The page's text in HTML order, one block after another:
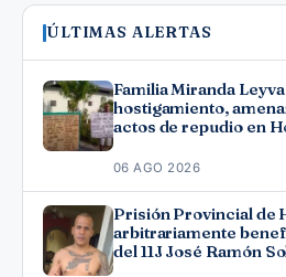
ÚLTIMAS ALERTAS
Familia Miranda
hostigamiento,
actos de repudio en
06 AGO 2026
Prisión Provincial de
arbitrariamente
del 11J José Ramón